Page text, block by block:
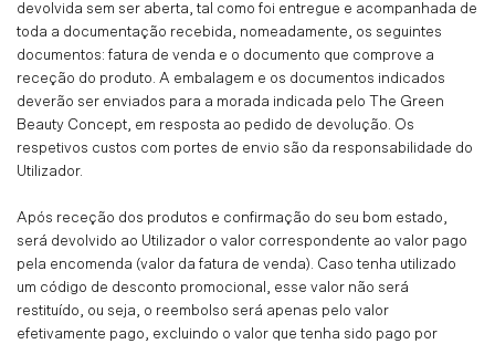
devolvida sem ser aberta, tal como foi entregue e acompanhada de
toda a documentação recebida, nomeadamente, os seguintes
documentos: fatura de venda e o documento que comprove a
receção do produto. A embalagem e os documentos indicados
deverão ser enviados para a morada indicada pelo The Green
Beauty Concept, em resposta ao pedido de devolução. Os
respetivos custos com portes de envio são da responsabilidade do
Utilizador.
Após receção dos produtos e confirmação do seu bom estado,
será devolvido ao Utilizador o valor correspondente ao valor pago
pela encomenda (valor da fatura de venda). Caso tenha utilizado
um código de desconto promocional, esse valor não será
restituído, ou seja, o reembolso será apenas pelo valor
efetivamente pago, excluindo o valor que tenha sido pago por